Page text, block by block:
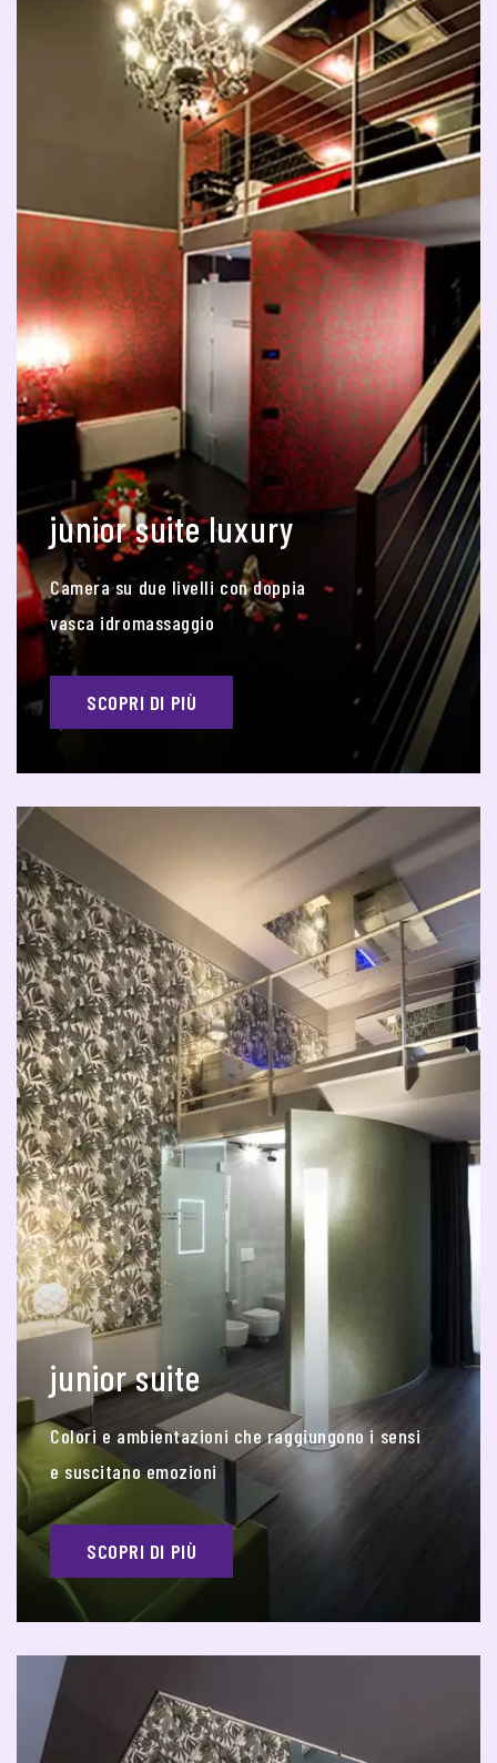
junior suite luxury
Camera su due livelli con doppia
vasca idromassaggio
SCOPRI DI PIÙ
junior suite
Colori e ambientazioni che raggiungono i sensi
e suscitano emozioni
SCOPRI DI PIÙ